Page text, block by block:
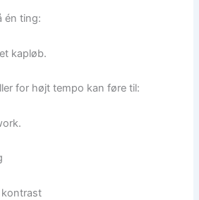
én ting:
kapløb.
for højt tempo kan føre til: